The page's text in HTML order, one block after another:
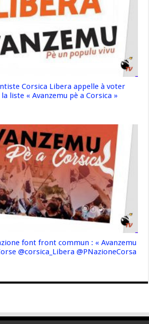
Corsica Libera appelle à voter
liste « Avanzemu pè a Corsica »
font front commun : « Avanzemu
@corsica_Libera @PNazioneCorsa